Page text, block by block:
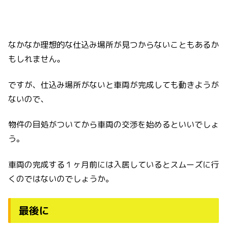
なかなか理想的な仕込み場所が見つからないこともあるか
もしれません。
ですが、仕込み場所がないと車両が完成しても動きようが
ないので、
物件の目処がついてから車両の交渉を始めるといいでしょ
う。
車両の完成する１ヶ月前には入居しているとスムーズに行
くのではないのでしょうか。
最後に